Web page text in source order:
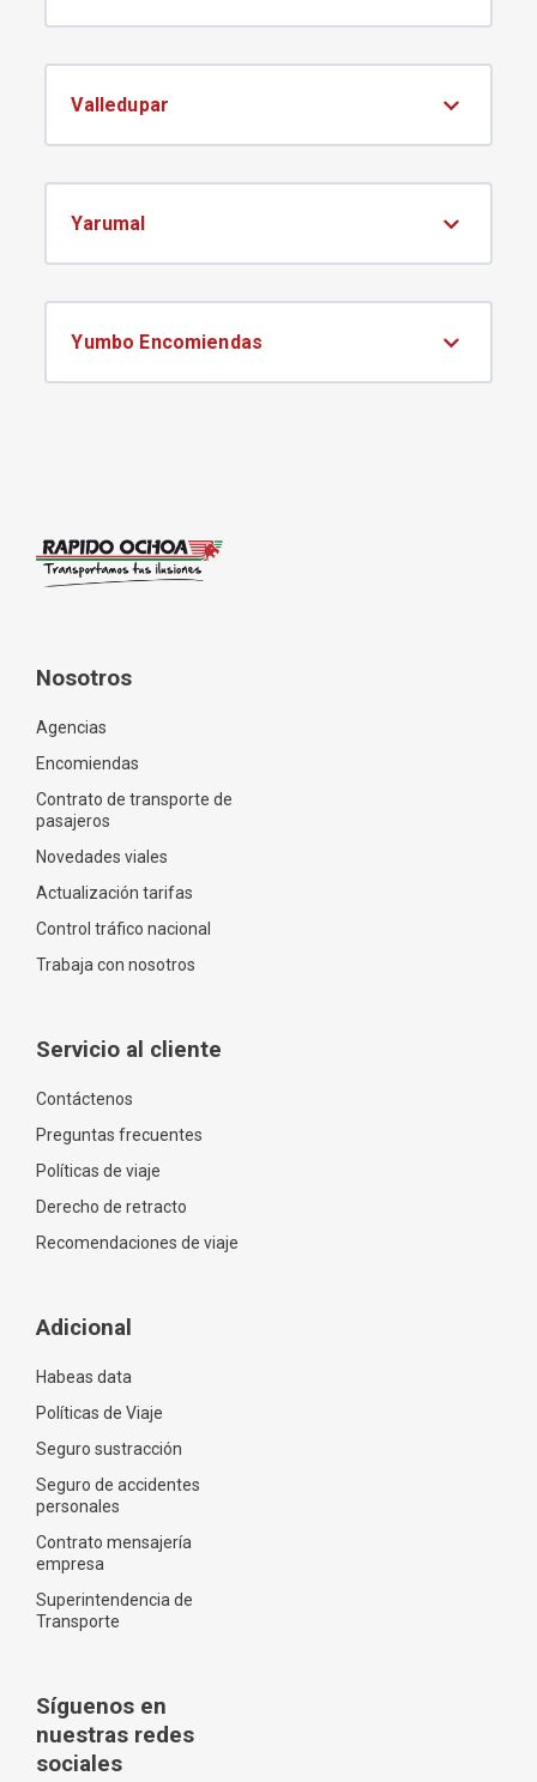
Valledupar
Yarumal
Yumbo Encomiendas
Nosotros
Agencias
Encomiendas
Contrato de transporte de
pasajeros
Novedades viales
Actualización tarifas
Control tráfico nacional
Trabaja con nosotros
Servicio al cliente
Contáctenos
Preguntas frecuentes
Políticas de viaje
Derecho de retracto
Recomendaciones de viaje
Adicional
Habeas data
Políticas de Viaje
Seguro sustracción
Seguro de accidentes
personales
Contrato mensajería
empresa
Superintendencia de
Transporte
Síguenos en
nuestras redes
sociales